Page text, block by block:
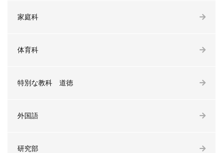
家庭科
体育科
特別な教科 道徳
外国語
研究部